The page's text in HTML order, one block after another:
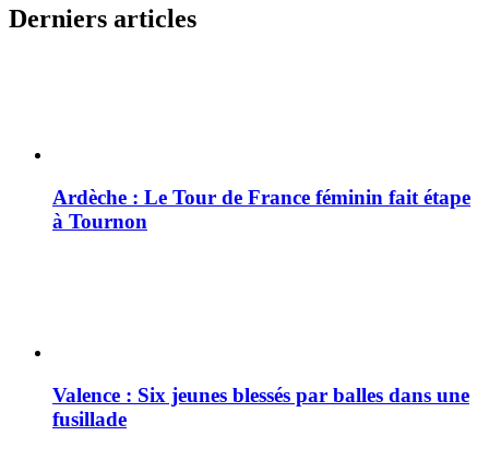
Derniers articles
Ardèche : Le Tour de France féminin fait étape
à Tournon
Valence : Six jeunes blessés par balles dans une
fusillade